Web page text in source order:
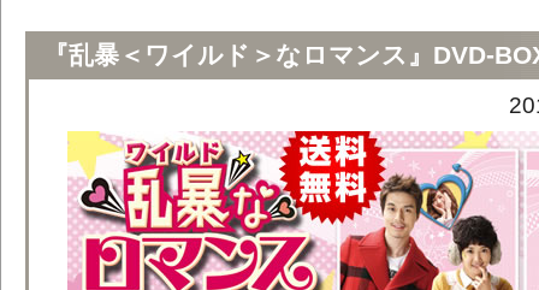
『乱暴＜ワイルド＞なロマンス』DVD-